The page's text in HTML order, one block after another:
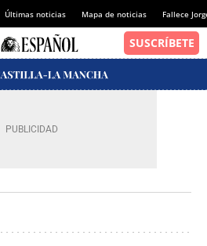
Últimas noticias Mapa de noticias Fallece